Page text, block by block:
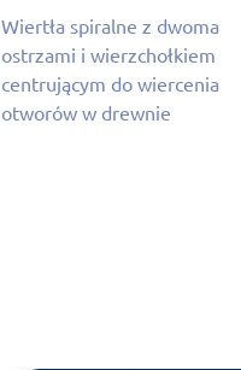
Wiertła spiralne z dwoma
ostrzami i wierzchołkiem
centrującym do wiercenia
otworów w drewnie